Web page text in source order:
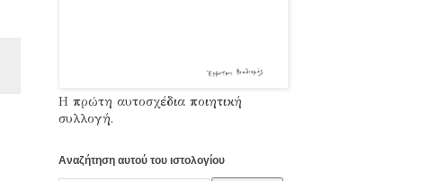
Η πρώτη αυτοσχέδια ποιητική
συλλογή.
Αναζήτηση αυτού του ιστολογίου